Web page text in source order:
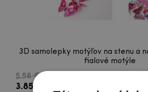
3D samolepky motýľov na stenu a
fialové motýle
5.58 €
3.85 €